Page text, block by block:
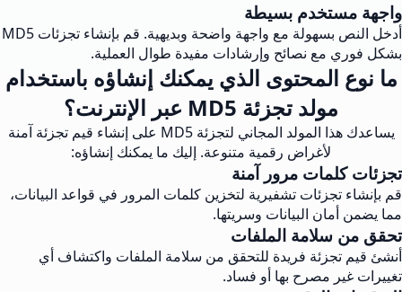
واجهة مستخدم بسيطة
أدخل النص بسهولة مع واجهة واضحة وبديهية. قم بإنشاء تجزئات MD5
بشكل فوري مع نصائح وإرشادات مفيدة طوال العملية.
ما نوع المحتوى الذي يمكنك إنشاؤه باستخدام
مولد تجزئة MD5 عبر الإنترنت؟
يساعدك هذا المولد المجاني لتجزئة MD5 على إنشاء قيم تجزئة آمنة
لأغراض رقمية متنوعة. إليك ما يمكنك إنشاؤه:
تجزئات كلمات مرور آمنة
قم بإنشاء تجزئات تشفيرية لتخزين كلمات المرور في قواعد البيانات،
مما يضمن أمان البيانات وسريتها.
تحقق من سلامة الملفات
أنشئ قيم تجزئة فريدة للتحقق من سلامة الملفات واكتشاف أي
تغييرات غير مصرح بها أو فساد.